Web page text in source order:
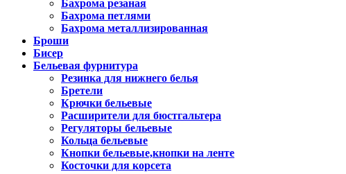
Бахрома резаная
Бахрома петлями
Бахрома металлизированная
Броши
Бисер
Бельевая фурнитура
Резинка для нижнего белья
Бретели
Крючки бельевые
Расширители для бюстгальтера
Регуляторы бельевые
Кольца бельевые
Кнопки бельевые,кнопки на ленте
Косточки для корсета